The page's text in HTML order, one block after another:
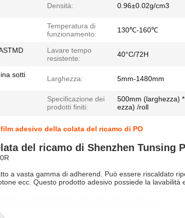
Densità: 0.96±0.02g/cm3
Temperatura di
funzionamento:
130℃-160℃
Lavare tempo
resistente:
40°C/72H
sotti
Larghezza: 5mm-1480mm
Specificazione dei
prodotti finiti:
500mm (larghezza)
ezza) /roll
adesivo della colata del ricamo di PO
del ricamo di Shenzhen Tunsing
a vasta gamma di adherend. Può essere riscaldato
ecc. Questo prodotto adesivo possiede la lavabilità